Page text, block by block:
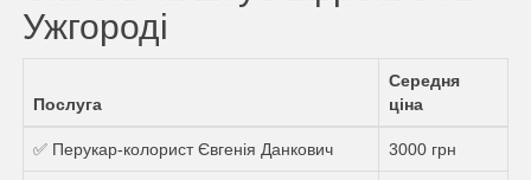
Ужгороді
Послуга
Середня
ціна
✅ Перукар-колорист Євгенія Данкович 3000 грн